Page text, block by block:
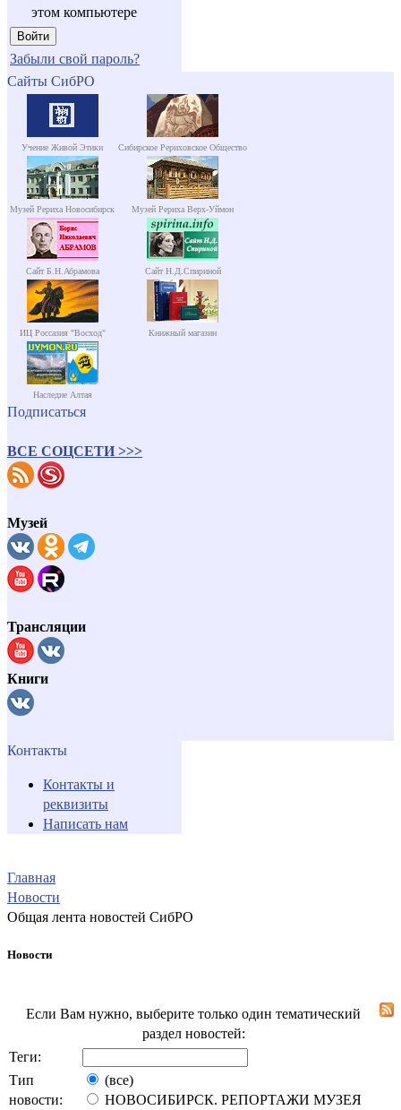
этом компьютере
Забыли свой пароль?
Сайты СибРО
Учение Живой Этики Сибирское Рериховское Общество
Музей Рериха Новосибирск Музей Рериха Верх-Уймон
Сайт Б.Н.Абрамова Сайт Н.Д.Спириной
ИЦ Россазия "Восход" Книжный магазин
Наследие Алтая
Подписаться
ВСЕ СОЦСЕТИ >>>
Музей
Трансляции
Книги
Контакты
Контакты и
реквизиты
Написать нам
Главная
Новости
Общая лента новостей СибРО
Новости
Если Вам нужно, выберите только один тематический
раздел новостей:
Теги:
Тип
новости:
(все)
НОВОСИБИРСК. РЕПОРТАЖИ МУЗЕЯ